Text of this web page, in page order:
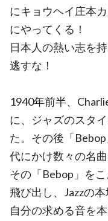
にキョウヘイ庄本
にやってくる！
日本人の熱い志を
逃すな！
1940年前半、
に、ジャズのスタ
た。その後「
代にかけ数々の名曲
その「Bebop」を
飛び出し、Jazzの
自分の求める音を